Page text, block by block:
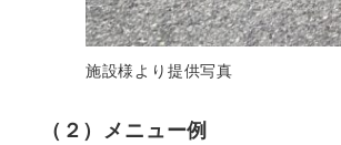
施設様より提供写真
（２）メニュー例